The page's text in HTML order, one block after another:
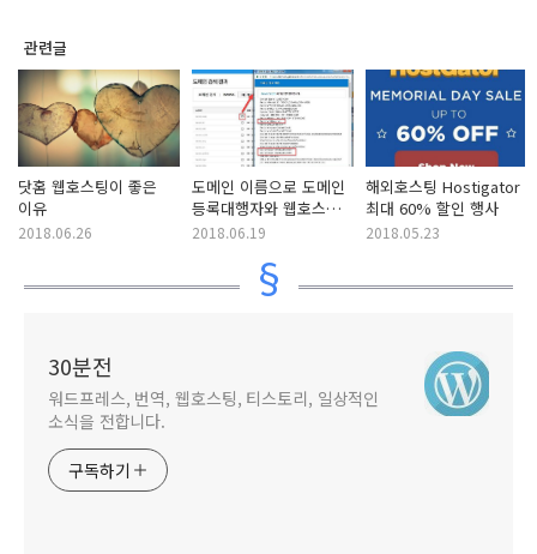
관련글
닷홈 웹호스팅이 좋은
이유
2018.06.26
도메인 이름으로 도메인
등록대행자와 웹호스팅
정보를 확인하는 방법
2018.06.19
해외호스팅 Hostigator
최대 60% 할인 행사
2018.05.23
30분전
워드프레스, 번역, 웹호스팅, 티스토리, 일상적인
소식을 전합니다.
구독하기